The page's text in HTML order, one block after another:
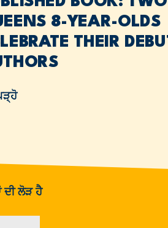
8-YEAR-OLDS
THEIR
ਦੀ ਲੋੜ ਹੈ